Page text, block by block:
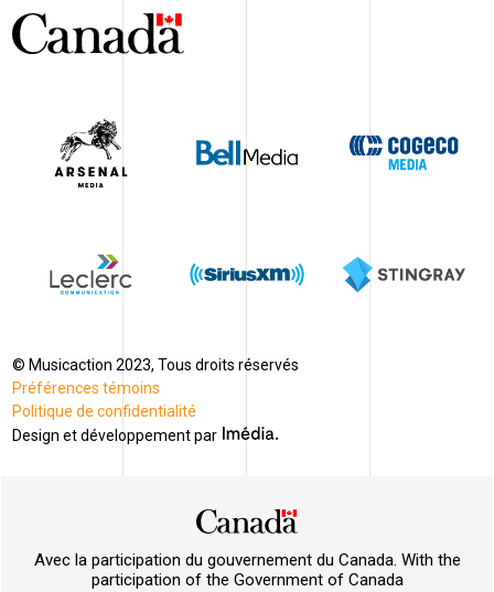
© Musicaction 2023, Tous droits réservés
Préférences témoins
Politique de confidentialité
Design et développement par
Avec la participation du gouvernement du Canada. With the
participation of the Government of Canada